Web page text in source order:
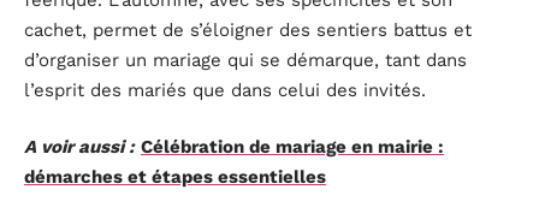
cachet, permet de s’éloigner des sentiers battus et
d’organiser un mariage qui se démarque, tant dans
l’esprit des mariés que dans celui des invités.
A voir aussi : Célébration de mariage en mairie :
démarches et étapes essentielles